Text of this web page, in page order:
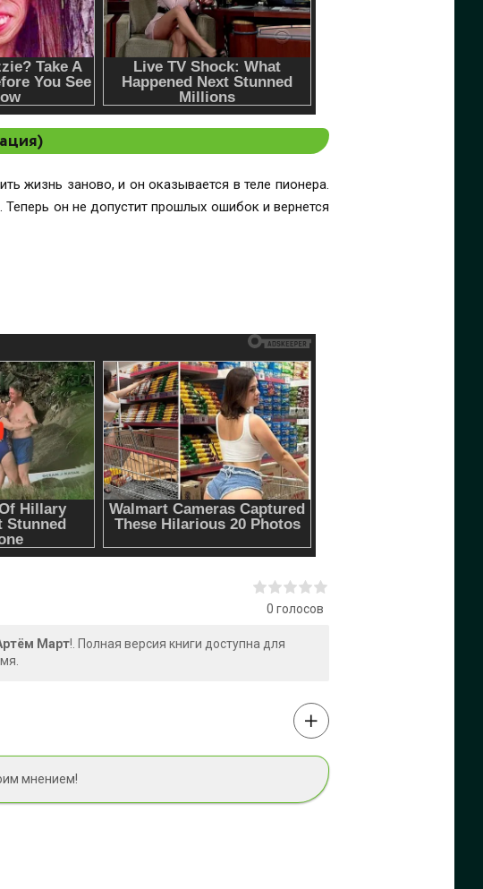
жизнь заново, и он оказывается в теле пионера.
он не допустит прошлых ошибок и вернется
0 голосов
Март!. Полная версия книги доступна для
мнением!